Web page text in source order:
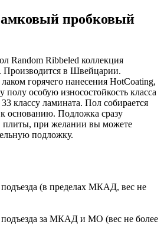
пробковый
Random Ribbeled коллекция
в Швейцарии.
горячего нанесения HotCoating,
особую износостойкость класса
классу ламината. Пол собирается
к основанию. Подложка сразу
плиты, при желании вы можете
подложку.
(в пределах МКАД, вес не
подъезда за МКАД и МО (вес не более